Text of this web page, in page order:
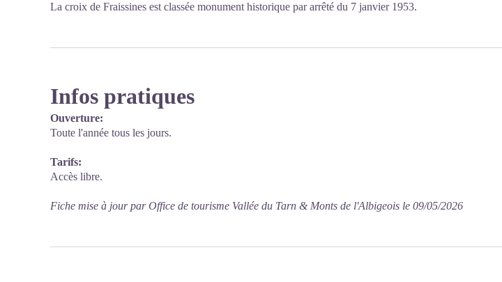
La croix de Fraissines est classée monument historique par arrêté du 7 janvier 1953.
Infos pratiques
Ouverture:
Toute l'année tous les jours.
Tarifs:
Accès libre.
Fiche mise à jour par Office de tourisme Vallée du Tarn & Monts de l'Albigeois le 09/05/2026